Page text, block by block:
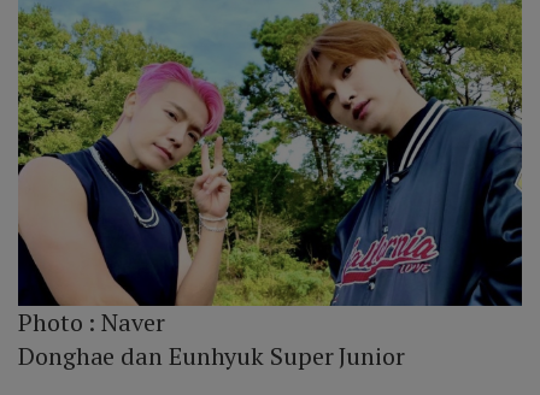
Photo :Naver
Donghae dan Eunhyuk Super Junior